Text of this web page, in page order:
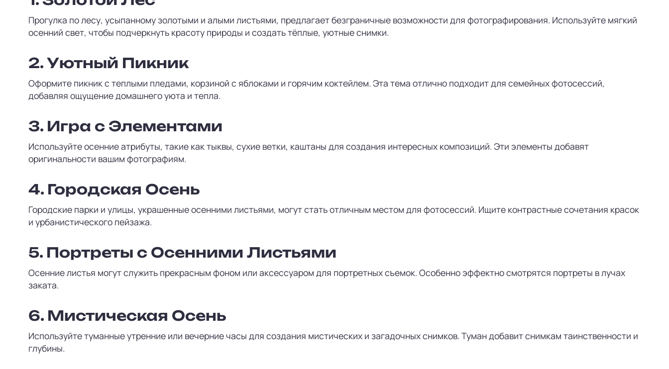
Прогулка по лесу, усыпанному золотыми и алыми листьями, предлагает безграничные возможности для фотографирования. Используйте мягкий
осенний свет, чтобы подчеркнуть красоту природы и создать тёплые, уютные снимки.
2. Уютный Пикник
Оформите пикник с теплыми пледами, корзиной с яблоками и горячим коктейлем. Эта тема отлично подходит для семейных фотосессий,
добавляя ощущение домашнего уюта и тепла.
3. Игра с Элементами
Используйте осенние атрибуты, такие как тыквы, сухие ветки, каштаны для создания интересных композиций. Эти элементы добавят
оригинальности вашим фотографиям.
4. Городская Осень
Городские парки и улицы, украшенные осенними листьями, могут стать отличным местом для фотосессий. Ищите контрастные сочетания красок
и урбанистического пейзажа.
5. Портреты с Осенними Листьями
Осенние листья могут служить прекрасным фоном или аксессуаром для портретных съемок. Особенно эффектно смотрятся портреты в лучах
заката.
6. Мистическая Осень
Используйте туманные утренние или вечерние часы для создания мистических и загадочных снимков. Туман добавит снимкам таинственности и
глубины.